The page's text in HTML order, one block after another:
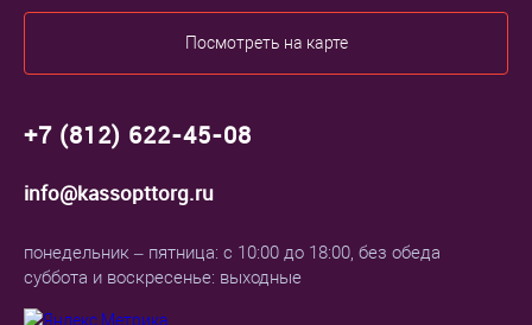
Посмотреть на карте
+7 (812) 622-45-08
info@kassopttorg.ru
понедельник – пятница: с 10:00 до 18:00, без обеда
суббота и воскресенье: выходные